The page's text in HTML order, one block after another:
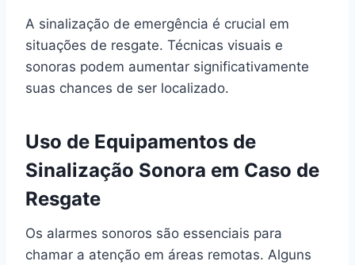
A sinalização de emergência é crucial em
situações de resgate. Técnicas visuais e
sonoras podem aumentar significativamente
suas chances de ser localizado.
Uso de Equipamentos de
Sinalização Sonora em Caso de
Resgate
Os alarmes sonoros são essenciais para
chamar a atenção em áreas remotas. Alguns